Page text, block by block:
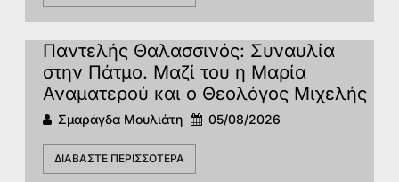
Παντελής Θαλασσινός: Συναυλία
στην Πάτμο. Μαζί του η Μαρία
Αναματερού και ο Θεολόγος Μιχελής
Σμαράγδα Μουλιάτη 05/08/2026
ΔΙΑΒΆΣΤΕ ΠΕΡΙΣΣΌΤΕΡΑ